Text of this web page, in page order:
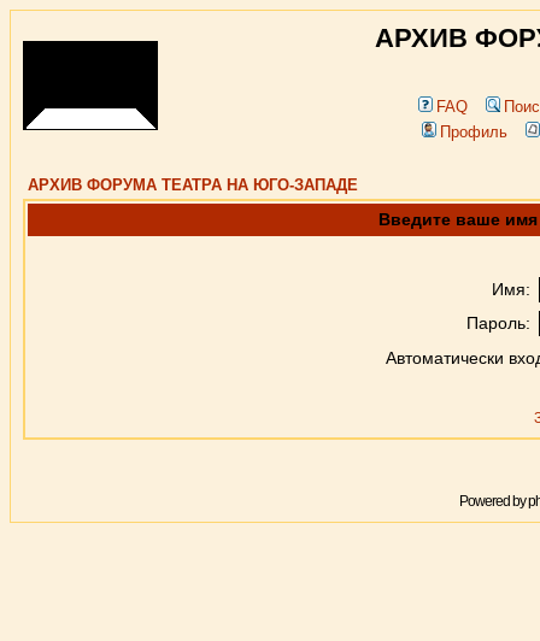
АРХИВ
FAQ
Профиль
АРХИВ ФОРУМА ТЕАТРА НА ЮГО-ЗАПАДЕ
Введите ваше
Имя:
Пароль:
Автоматически
Powered by